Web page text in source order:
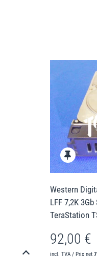
Western
LFF 7,2K
TeraStation
92,00 €
incl. TVA / Prix net